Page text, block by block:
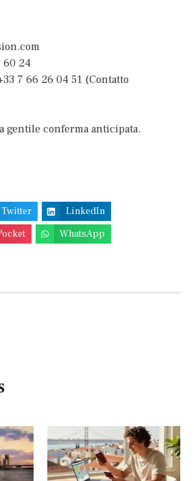
60 24
7 66 26 04 51 (Contatto
gentile conferma anticipata.
Twitter
LinkedIn
WhatsApp